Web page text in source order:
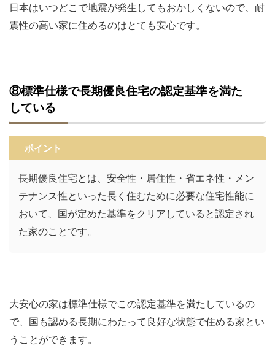
日本はいつどこで地震が発生してもおかしくないので、耐
震性の高い家に住めるのはとても安心です。
⑧標準仕様で長期優良住宅の認定基準を満た
している
ポイント
長期優良住宅とは、安全性・居住性・省エネ性・メン
テナンス性といった長く住むために必要な住宅性能に
おいて、国が定めた基準をクリアしていると認定され
た家のことです。
大安心の家は標準仕様でこの認定基準を満たしているの
で、国も認める長期にわたって良好な状態で住める家とい
うことができます。